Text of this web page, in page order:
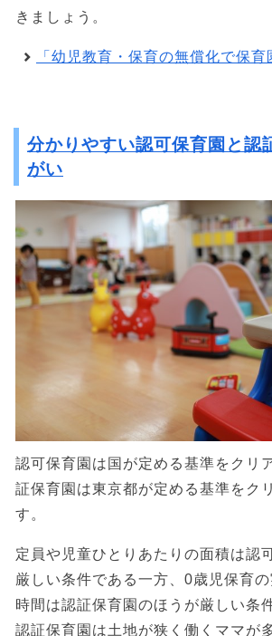
きましょう。
「幼児教育・保育の無償化で保
分かりやすい認可保育園と認
がい
認可保育園は国が定める基準をクリ
証保育園は東京都が定める基準をク
す。
定員や児童ひとりあたりの面積は認
厳しい条件である一方、0歳児保育
時間は認証保育園のほうが厳しい条
認証保育園は土地が狭く働くママが